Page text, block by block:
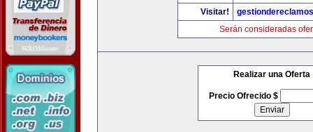
Visitar!
Serán consideradas
Realizar una Oferta
Precio Ofrecido $